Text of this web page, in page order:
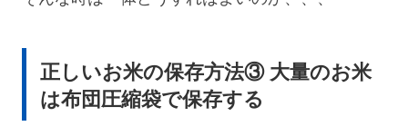
正しいお米の保存方法③ 大量のお米
は布団圧縮袋で保存する